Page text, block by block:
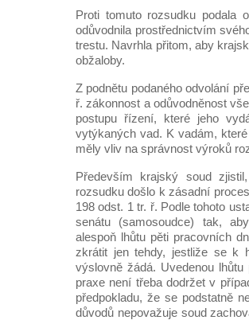
Proti tomuto rozsudku podala
odůvodnila prostřednictvím
trestu. Navrhla přitom, aby
obžaloby.
Z podnětu podaného odvolání
ř. zákonnost a odůvodněnost
postupu řízení, které jeho
vytýkaných vad. K vadám,
měly vliv na správnost výroků
Především krajský soud
rozsudku došlo k zásadní
198 odst. 1 tr. ř. Podle tohoto
senátu (samosoudce) tak,
alespoň lhůtu pěti pracovních
zkrátit jen tehdy, jestliže se k
výslovně žádá. Uvedenou
praxe není třeba dodržet v
předpokladu, že se podstatně
důvodů nepovažuje soud